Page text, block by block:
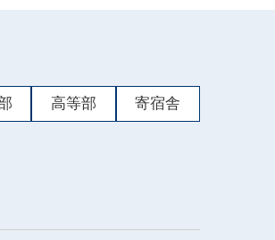
高等部 寄宿舎